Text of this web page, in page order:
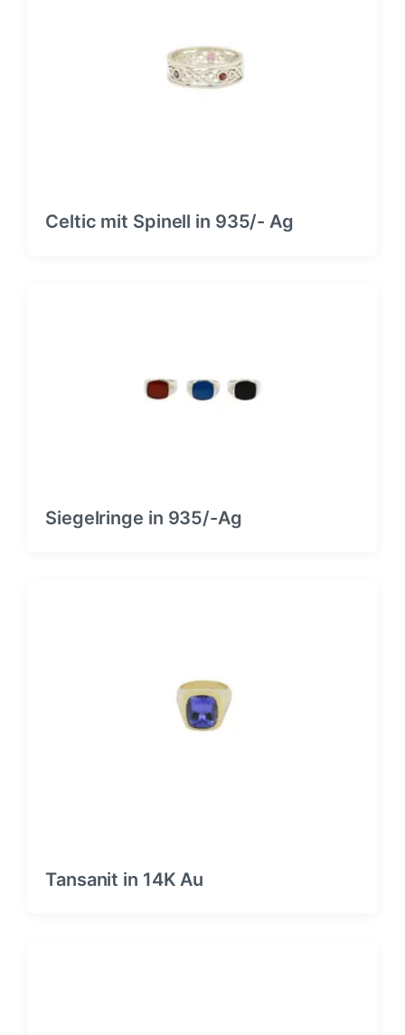
Celtic mit Spinell in 935/- Ag
Siegelringe in 935/-Ag
Tansanit in 14K Au